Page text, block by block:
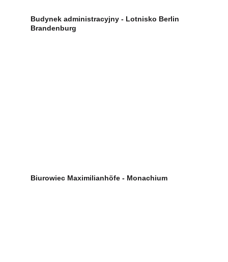
Budynek administracyjny - Lotnisko Berlin
Brandenburg
Biurowiec Maximilianhöfe - Monachium